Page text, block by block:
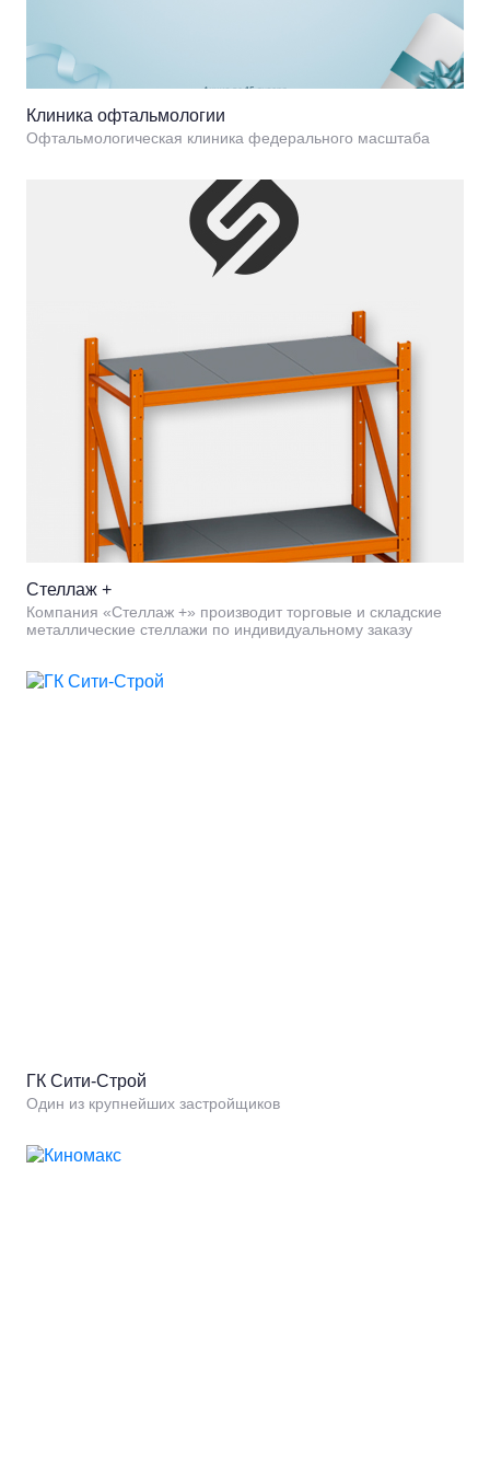
Клиника офтальмологии
Офтальмологическая клиника федерального масштаба
Стеллаж +
Компания «Стеллаж +» производит торговые и складские
металлические стеллажи по индивидуальному заказу
ГК Сити-Строй
Один из крупнейших застройщиков